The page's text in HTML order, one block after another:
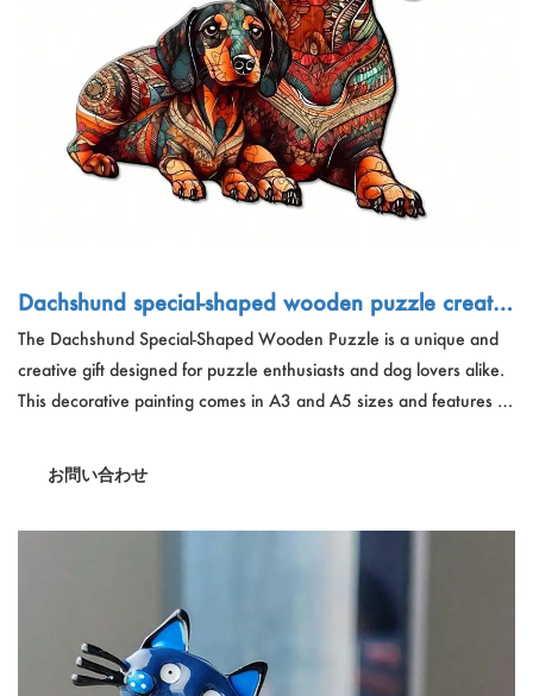
Dachshund special-shaped wooden puzzle creativ
e gifts for birthday gifts for boys and girls party g
ames decorative paintings
The Dachshund Special-Shaped Wooden Puzzle is a unique and
creative gift designed for puzzle enthusiasts and dog lovers alike.
This decorative painting comes in A3 and A5 sizes and features a
CE certificate, it ensures safety and quality, making it an ideal
お問い合わせ